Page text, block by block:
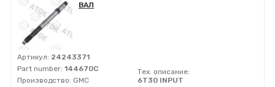
ВАЛ
Артикул: 24243371
Part number: 144670C
Производство: GMC
Тех. описание:
6T30 INPUT